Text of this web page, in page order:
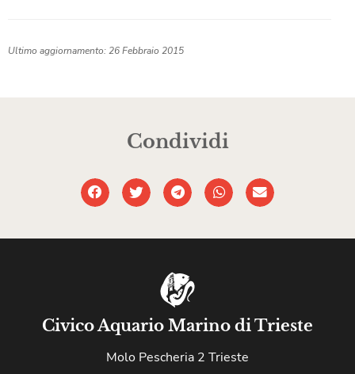
Ultimo aggiornamento: 26 Febbraio 2015
Condividi
Civico Aquario Marino di Trieste
Molo Pescheria 2 Trieste